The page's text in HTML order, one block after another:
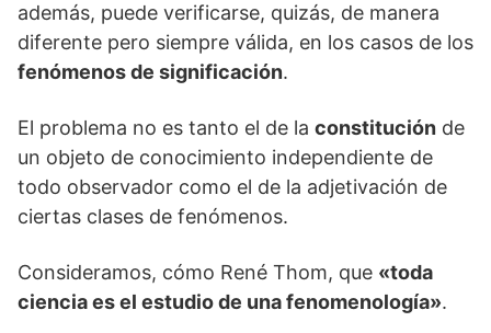
además, puede verificarse, quizás, de manera
diferente pero siempre válida, en los casos de los
fenómenos de significación.
El problema no es tanto el de la constitución de
un objeto de conocimiento independiente de
todo observador como el de la adjetivación de
ciertas clases de fenómenos.
Consideramos, cómo René Thom, que «toda
ciencia es el estudio de una fenomenología».